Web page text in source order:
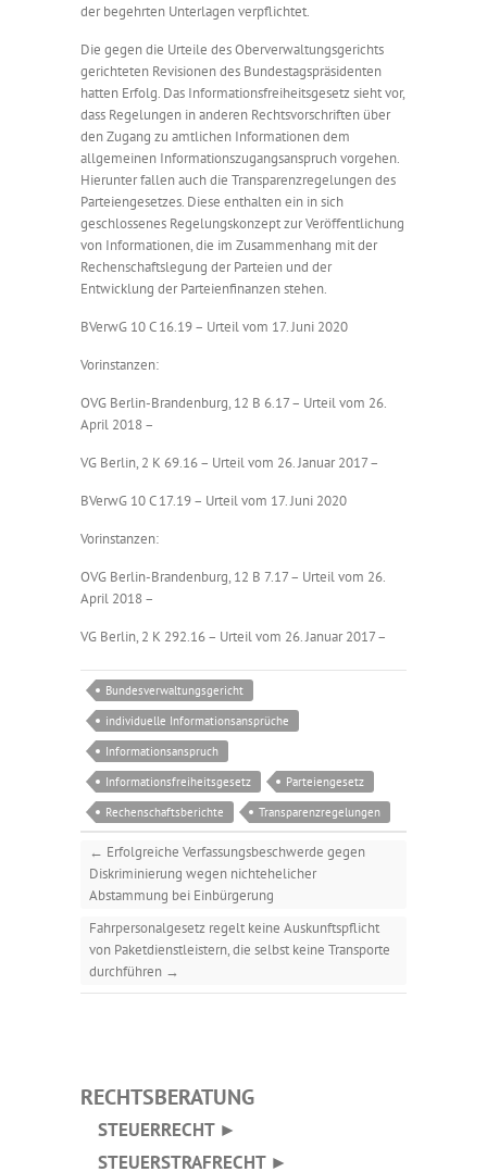
der begehrten Unterlagen verpflichtet.
Die gegen die Urteile des Oberverwaltungsgerichts
gerichteten Revisionen des Bundestagspräsidenten
hatten Erfolg. Das Informationsfreiheitsgesetz sieht vor,
dass Regelungen in anderen Rechtsvorschriften über
den Zugang zu amtlichen Informationen dem
allgemeinen Informationszugangsanspruch vorgehen.
Hierunter fallen auch die Transparenzregelungen des
Parteiengesetzes. Diese enthalten ein in sich
geschlossenes Regelungskonzept zur Veröffentlichung
von Informationen, die im Zusammenhang mit der
Rechenschaftslegung der Parteien und der
Entwicklung der Parteienfinanzen stehen.
BVerwG 10 C 16.19 – Urteil vom 17. Juni 2020
Vorinstanzen:
OVG Berlin-Brandenburg, 12 B 6.17 – Urteil vom 26.
April 2018 –
VG Berlin, 2 K 69.16 – Urteil vom 26. Januar 2017 –
BVerwG 10 C 17.19 – Urteil vom 17. Juni 2020
Vorinstanzen:
OVG Berlin-Brandenburg, 12 B 7.17 – Urteil vom 26.
April 2018 –
VG Berlin, 2 K 292.16 – Urteil vom 26. Januar 2017 –
Bundesverwaltungsgericht
individuelle Informationsansprüche
Informationsanspruch
Informationsfreiheitsgesetz
Parteiengesetz
Rechenschaftsberichte
Transparenzregelungen
← Erfolgreiche Verfassungsbeschwerde gegen
Diskriminierung wegen nichtehelicher
Abstammung bei Einbürgerung
Fahrpersonalgesetz regelt keine Auskunftspflicht
von Paketdienstleistern, die selbst keine Transporte
durchführen →
RECHTSBERATUNG
STEUERRECHT ►
STEUERSTRAFRECHT ►